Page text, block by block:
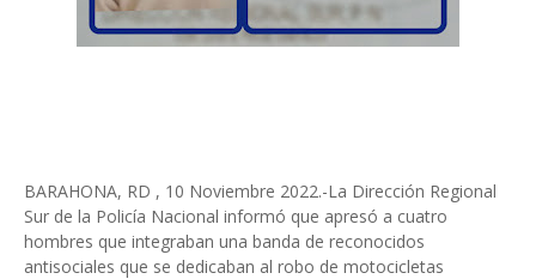
BARAHONA, RD , 10 Noviembre 2022.-La Dirección Regional
Sur de la Policía Nacional informó que apresó a cuatro
hombres que integraban una banda de reconocidos
antisociales que se dedicaban al robo de motocicletas